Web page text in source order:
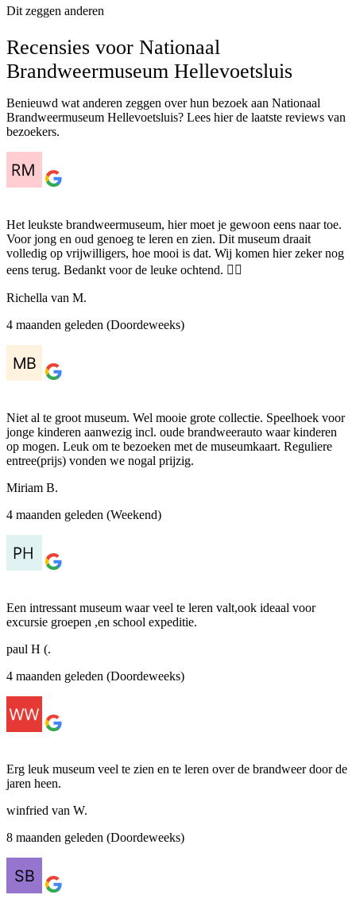
Dit zeggen anderen
Recensies voor Nationaal
Brandweermuseum Hellevoetsluis
Benieuwd wat anderen zeggen over hun bezoek aan Nationaal
Brandweermuseum Hellevoetsluis? Lees hier de laatste reviews van
bezoekers.
Het leukste brandweermuseum, hier moet je gewoon eens naar toe.
Voor jong en oud genoeg te leren en zien. Dit museum draait
volledig op vrijwilligers, hoe mooi is dat. Wij komen hier zeker nog
eens terug. Bedankt voor de leuke ochtend. 👍🏻
Richella van M.
4 maanden geleden (Doordeweeks)
Niet al te groot museum. Wel mooie grote collectie. Speelhoek voor
jonge kinderen aanwezig incl. oude brandweerauto waar kinderen
op mogen. Leuk om te bezoeken met de museumkaart. Reguliere
entree(prijs) vonden we nogal prijzig.
Miriam B.
4 maanden geleden (Weekend)
Een intressant museum waar veel te leren valt,ook ideaal voor
excursie groepen ,en school expeditie.
paul H (.
4 maanden geleden (Doordeweeks)
Erg leuk museum veel te zien en te leren over de brandweer door de
jaren heen.
winfried van W.
8 maanden geleden (Doordeweeks)